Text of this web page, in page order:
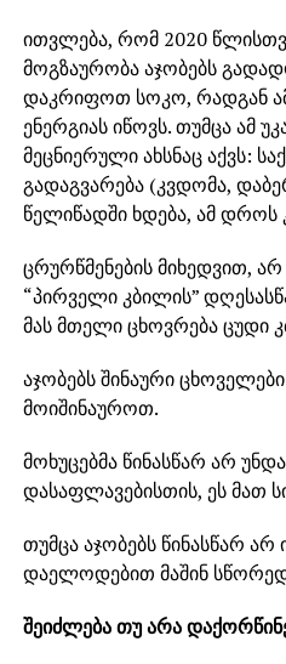
ითვლება, რომ 2020
მოგზაურობა აჯობებს
დაკრიფოთ სოკო, რადგან
ენერგიას იწოვს. თუმცა ამ
მეცნიერული ახსნაც აქვს:
გადაგვარება (კვდომა,
წელიწადში ხდება, ამ დროს
ცრურწმენების მიხედვით, არ
“პირველი კბილის”
მას მთელი ცხოვრება ცუდი
აჯობებს შინაური
მოიშინაუროთ.
მოხუცებმა წინასწარ არ
დასაფლავებისთის, ეს მათ
თუმცა აჯობებს წინასწარ
დაელოდებით მაშინ
შეიძლება თუ არა